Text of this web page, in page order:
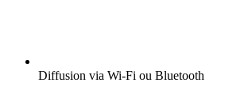
Diffusion via Wi-Fi ou Bluetooth